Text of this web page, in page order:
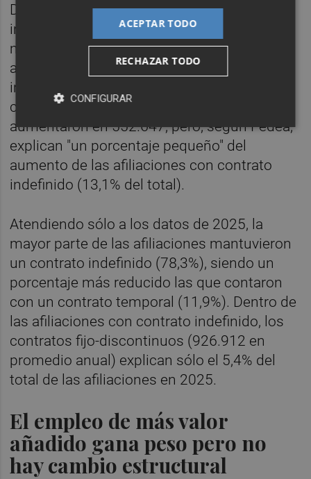
Dentro de estos últimos, los contratos
indefinidos a tiempo completo son los que
más crecen en volumen absoluto en estos
años (+2.756.616), seguidos de los
indefinidos a tiempo parcial (+906.141). Los
contratos indefinidos fijos-discontinuos
aumentaron en 552.647, pero, según Fedea,
explican "un porcentaje pequeño" del
aumento de las afiliaciones con contrato
indefinido (13,1% del total).
Atendiendo sólo a los datos de 2025, la
mayor parte de las afiliaciones mantuvieron
un contrato indefinido (78,3%), siendo un
porcentaje más reducido las que contaron
con un contrato temporal (11,9%). Dentro de
las afiliaciones con contrato indefinido, los
contratos fijo-discontinuos (926.912 en
promedio anual) explican sólo el 5,4% del
total de las afiliaciones en 2025.
El empleo de más valor
añadido gana peso pero no
hay cambio estructural
ACEPTAR TODO
RECHAZAR TODO
CONFIGURAR